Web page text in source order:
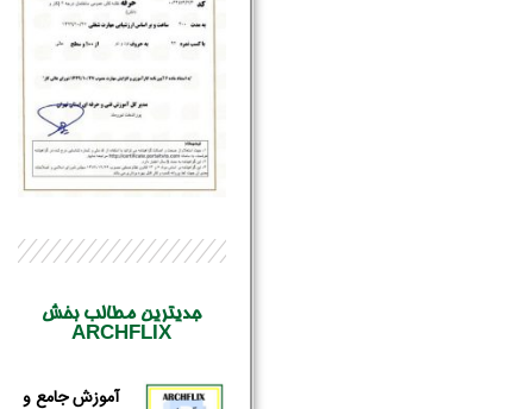
جدیترین مطالب بخش
ARCHFLIX
آموزش جامع و